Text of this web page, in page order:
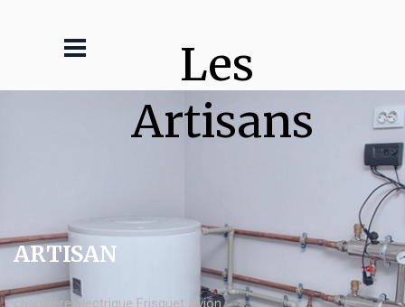
Les
Artisans
ARTISAN
chaudière électrique Frisquet Avion